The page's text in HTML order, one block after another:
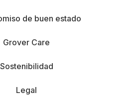
de buen estado
Grover Care
Sostenibilidad
Legal